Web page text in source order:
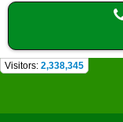
Visitors: 2,338,345